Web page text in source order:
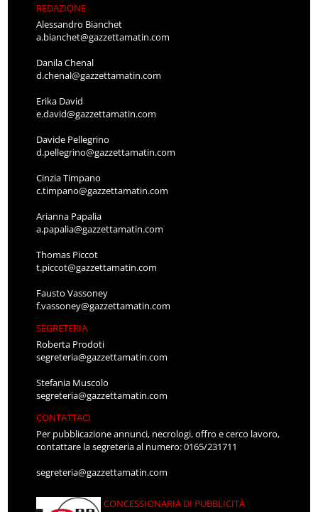
REDAZIONE
Alessandro Bianchet
a.bianchet@gazzettamatin.com
Danila Chenal
d.chenal@gazzettamatin.com
Erika David
e.david@gazzettamatin.com
Davide Pellegrino
d.pellegrino@gazzettamatin.com
Cinzia Timpano
c.timpano@gazzettamatin.com
Arianna Papalia
a.papalia@gazzettamatin.com
Thomas Piccot
t.piccot@gazzettamatin.com
Fausto Vassoney
f.vassoney@gazzettamatin.com
SEGRETERIA
Roberta Prodoti
segreteria@gazzettamatin.com
Stefania Muscolo
segreteria@gazzettamatin.com
CONTATTACI
Per pubblicazione annunci, necrologi, offro e cerco lavoro,
contattare la segreteria al numero: 0165/231711
segreteria@gazzettamatin.com
CONCESSIONARIA DI PUBBLICITÀ